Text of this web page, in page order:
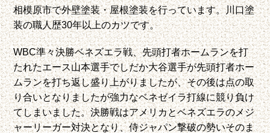
相模原市で外壁塗装・屋根塗装を行っています。川口塗
装の職人歴30年以上のカツです。
WBC準々決勝ベネズエラ戦、先頭打者ホームランを打
たれたエース山本選手でしだか大谷選手が先頭打者ホー
ムランを打ち返し盛り上がりましたが、その後は点の取
り合いとなりましたが強力なベネゼイラ打線に競り負け
てしまいました。決勝戦はアメリカとベネズエラのメジ
ャーリーガー対決となり、侍ジャパン撃破の勢いそのま